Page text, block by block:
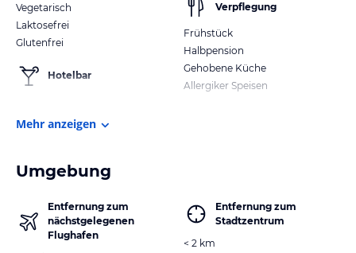
Vegetarisch
Laktosefrei
Glutenfrei
Hotelbar
Verpflegung
Frühstück
Halbpension
Gehobene Küche
Allergiker Speisen
Mehr anzeigen
Umgebung
Entfernung zum
nächstgelegenen
Flughafen
Entfernung zum
Stadtzentrum
< 2 km